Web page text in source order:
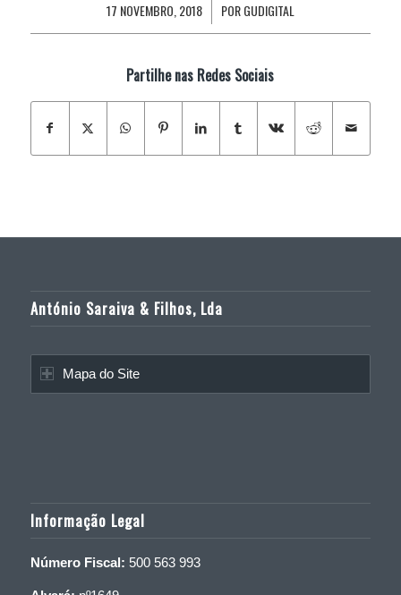
17 NOVEMBRO, 2018
/ PORGUDIGITAL
Partilhe nas Redes Sociais
António Saraiva & Filhos, Lda
Mapa do Site
Informação Legal
Número Fiscal: 500 563 993